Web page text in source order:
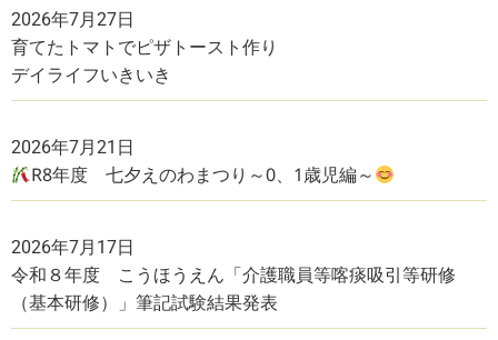
2026年7月27日
育てたトマトでピザトースト作り
デイライフいきいき
2026年7月21日
R8年度 七夕えのわまつり～0、1歳児編～
2026年7月17日
令和８年度 こうほうえん「介護職員等喀痰吸引等研修
（基本研修）」筆記試験結果発表